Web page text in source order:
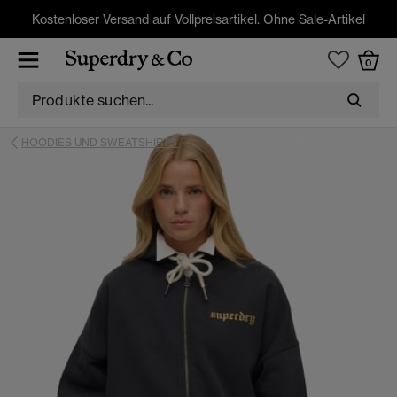
Kostenloser Versand auf Vollpreisartikel. Ohne Sale-Artikel
0
HOODIES UND SWEATSHIRTS